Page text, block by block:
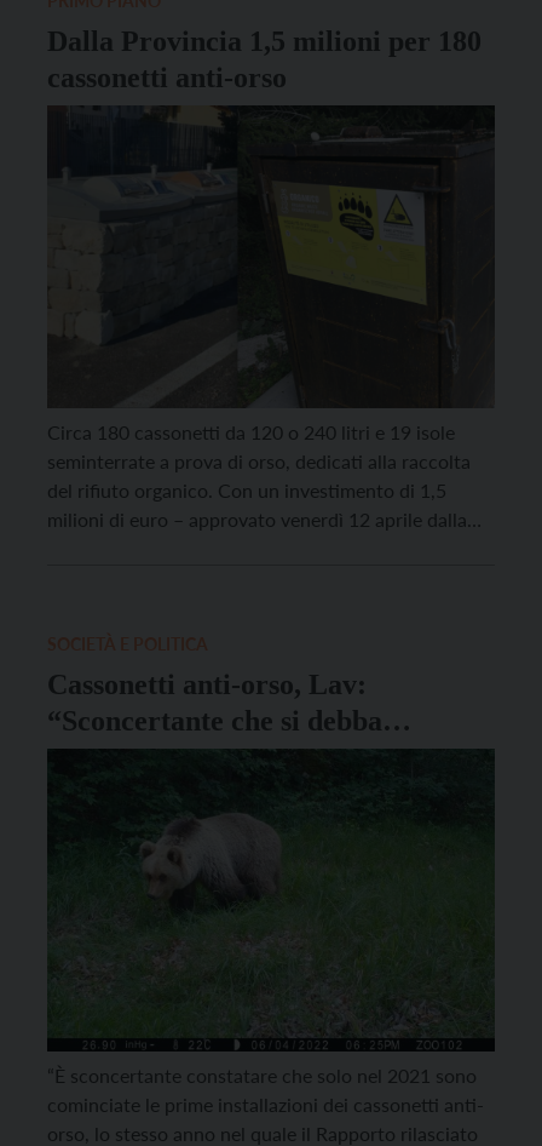
Dalla Provincia 1,5 milioni per 180
cassonetti anti-orso
Circa 180 cassonetti da 120 o 240 litri e 19 isole
seminterrate a prova di orso, dedicati alla raccolta
del rifiuto organico. Con un investimento di 1,5
milioni di euro – approvato venerdì 12 aprile dalla
Cassonetti anti-orso, Lav:
“Sconcertante che si debba
attendere altri 5 anni”
“È sconcertante constatare che solo nel 2021 sono
cominciate le prime installazioni dei cassonetti anti-
orso, lo stesso anno nel quale il Rapporto rilasciato